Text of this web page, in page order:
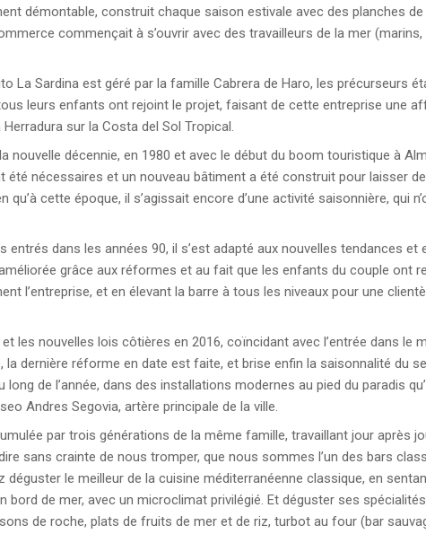
démontable, construit chaque saison estivale avec des planches
commençait à s’ouvrir avec des travailleurs de la mer
La Sardina est géré par la famille Cabrera de Haro, les précurseurs
leurs enfants ont rejoint le projet, faisant de cette entreprise une
sur la Costa del Sol Tropical.
nouvelle décennie, en 1980 et avec le début du boom touristique à
nécessaires et un nouveau bâtiment a été construit pour laisser
qu’à cette époque, il s’agissait encore d’une activité saisonnière, qui
entrés dans les années 90, il s’est adapté aux nouvelles tendances et
grâce aux réformes et au fait que les enfants du couple ont
l’entreprise, et en élevant la barre à tous les niveaux pour une
les nouvelles lois côtières en 2016, coïncidant avec l’entrée dans le
la dernière réforme en date est faite, et brise enfin la saisonnalité du
de l’année, dans des installations modernes au pied du paradis
Andres Segovia, artère principale de la ville.
par trois générations de la même famille, travaillant jour après
sans crainte de nous tromper, que nous sommes l’un des bars
déguster le meilleur de la cuisine méditerranéenne classique, en
bord de mer, avec un microclimat privilégié. Et déguster ses
de roche, plats de fruits de mer et de riz, turbot au four (bar